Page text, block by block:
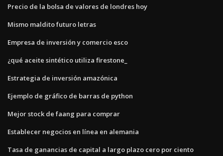
Precio de la bolsa de valores de londres hoy
Mismo maldito futuro letras
Empresa de inversión y comercio esco
¿qué aceite sintético utiliza firestone_
Estrategia de inversión amazónica
Ejemplo de gráfico de barras de python
Mejor stock de faang para comprar
Establecer negocios en línea en alemania
Tasa de ganancias de capital a largo plazo cero por ciento